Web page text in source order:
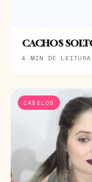
CACHOS
4 MIN DE LEITURA
CABELOS